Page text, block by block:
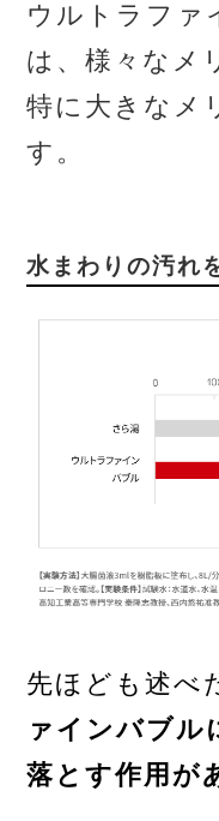
ウルトラファ
は、様々なメ
特に大きなメ
す。
水まわりの汚れ
先ほども述べ
ァインバブル
落とす作用が